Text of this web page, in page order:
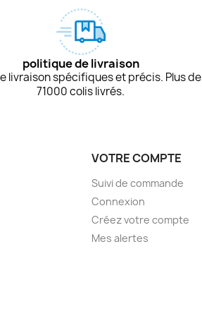
politique de livraison
livraison spécifiques et précis. Plus de
71000 colis livrés.
VOTRE COMPTE
Suivi de commande
Connexion
Créez votre compte
Mes alertes